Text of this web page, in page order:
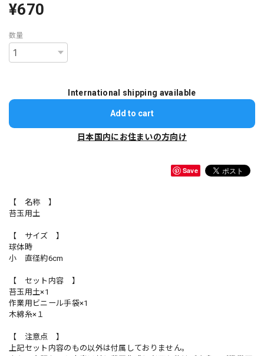
¥670
数量
International shipping available
Add to cart
日本国内にお住まいの方向け
Save
【 名称 】
苔玉用土
【 サイズ 】
球体時
小 直径約6cm
【 セット内容 】
苔玉用土×1
作業用ビニール手袋×1
木綿糸×１
【 注意点 】
上記セット内容のもの以外は付属しておりません。